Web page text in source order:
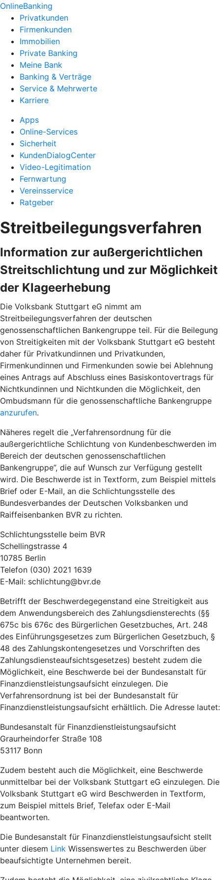
OnlineBanking
Privatkunden
Firmenkunden
Immobilien
Private Banking
Meine Bank
Banking & Verträge
Service & Mehrwerte
Karriere
Apps
Online-Services
Sicherheit
KundenDialogCenter
Video-Legitimation
Fernwartung
Vereinsservice
Ratgeber
Streitbeilegungsverfahren
Information zur außergerichtlichen
Streitschlichtung und zur Möglichkeit
der Klageerhebung
Die Volksbank Stuttgart eG nimmt am
Streitbeilegungsverfahren der deutschen
genossenschaftlichen Bankengruppe teil. Für die Beilegung
von Streitigkeiten mit der Volksbank Stuttgart eG besteht
daher für Privatkundinnen und Privatkunden,
Firmenkundinnen und Firmenkunden sowie bei Ablehnung
eines Antrags auf Abschluss eines Basiskontovertrags für
Nichtkundinnen und Nichtkunden die Möglichkeit, den
Ombudsmann für die genossenschaftliche Bankengruppe
anzurufen.
Näheres regelt die „Verfahrensordnung für die
außergerichtliche Schlichtung von Kundenbeschwerden im
Bereich der deutschen genossenschaftlichen
Bankengruppe”, die auf Wunsch zur Verfügung gestellt
wird. Die Beschwerde ist in Textform, zum Beispiel mittels
Brief oder E-Mail, an die Schlichtungsstelle des
Bundesverbandes der Deutschen Volksbanken und
Raiffeisenbanken BVR zu richten.
Schlichtungsstelle beim BVR
Schellingstrasse 4
10785 Berlin
Telefon (030) 2021 1639
E-Mail: schlichtung@bvr.de
Betrifft der Beschwerdegegenstand eine Streitigkeit aus
dem Anwendungsbereich des Zahlungsdiensterechts (§§
675c bis 676c des Bürgerlichen Gesetzbuches, Art. 248
des Einführungsgesetzes zum Bürgerlichen Gesetzbuch, §
48 des Zahlungskontengesetzes und Vorschriften des
Zahlungsdiensteaufsichtsgesetzes) besteht zudem die
Möglichkeit, eine Beschwerde bei der Bundesanstalt für
Finanzdienstleistungsaufsicht einzulegen. Die
Verfahrensordnung ist bei der Bundesanstalt für
Finanzdienstleistungsaufsicht erhältlich. Die Adresse lautet:
Bundesanstalt für Finanzdienstleistungsaufsicht
Graurheindorfer Straße 108
53117 Bonn
Zudem besteht auch die Möglichkeit, eine Beschwerde
unmittelbar bei der Volksbank Stuttgart eG einzulegen. Die
Volksbank Stuttgart eG wird Beschwerden in Textform,
zum Beispiel mittels Brief, Telefax oder E-Mail
beantworten.
Die Bundesanstalt für Finanzdienstleistungsaufsicht stellt
unter diesem Link Wissenswertes zu Beschwerden über
beaufsichtigte Unternehmen bereit.